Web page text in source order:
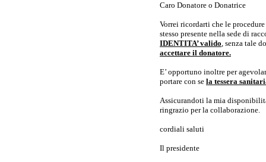
Caro Donatore o Donatrice
Vorrei ricordarti che le
stesso presente nella sede di
IDENTITA’ valido, senza tale
accettare il donatore.
E’ opportuno inoltre per
portare con se la tessera
Assicurandoti la mia
ringrazio per la collaborazione.
cordiali saluti
Il presidente